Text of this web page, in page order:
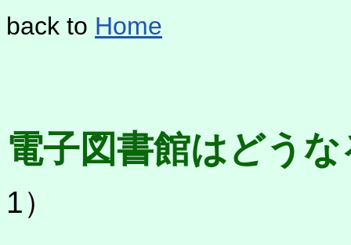
back to Home
電子図書館はどうな
1）